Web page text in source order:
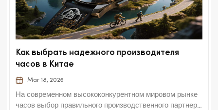
Как выбрать надежного производителя
часов в Китае
Mar 18, 2026
На современном высококонкурентном мировом рынке
часов выбор правильного производственного партнера